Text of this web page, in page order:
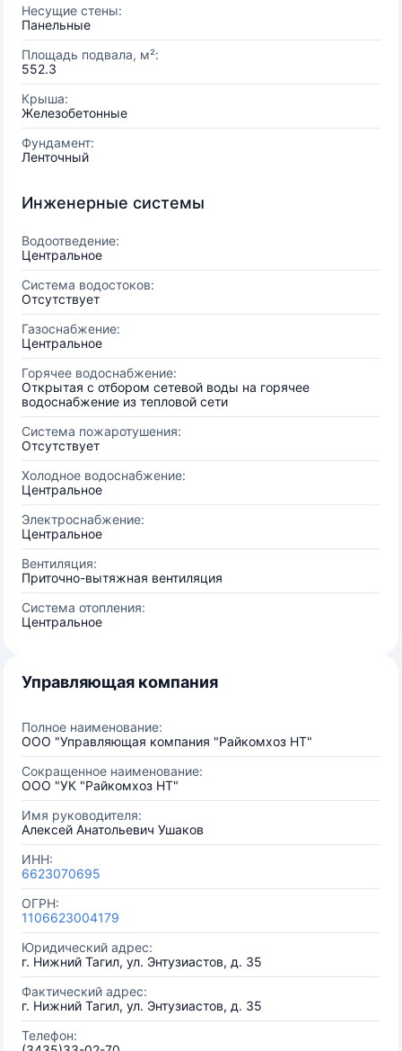
Несущие стены:
Панельные
Площадь подвала, м²:
552.3
Крыша:
Железобетонные
Фундамент:
Ленточный
Инженерные системы
Водоотведение:
Центральное
Система водостоков:
Отсутствует
Газоснабжение:
Центральное
Горячее водоснабжение:
Открытая с отбором сетевой воды на горячее
водоснабжение из тепловой сети
Система пожаротушения:
Отсутствует
Холодное водоснабжение:
Центральное
Электроснабжение:
Центральное
Вентиляция:
Приточно-вытяжная вентиляция
Система отопления:
Центральное
Управляющая компания
Полное наименование:
ООО "Управляющая компания "Райкомхоз НТ"
Сокращенное наименование:
ООО "УК "Райкомхоз НТ"
Имя руководителя:
Алексей Анатольевич Ушаков
ИНН:
6623070695
ОГРН:
1106623004179
Юридический адрес:
г. Нижний Тагил, ул. Энтузиастов, д. 35
Фактический адрес:
г. Нижний Тагил, ул. Энтузиастов, д. 35
Телефон: